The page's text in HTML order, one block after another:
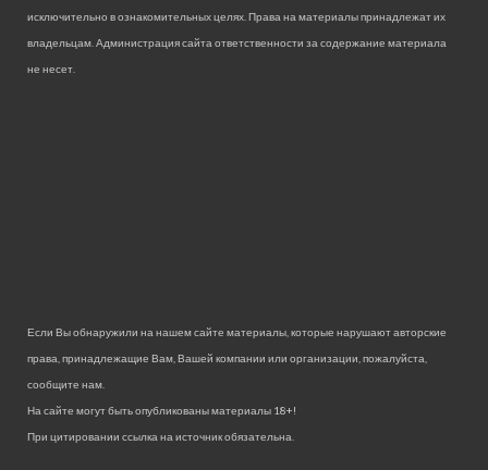
исключительно в ознакомительных целях. Права на материалы принадлежат их
владельцам. Администрация сайта ответственности за содержание материала
не несет.
Если Вы обнаружили на нашем сайте материалы, которые нарушают авторские
права, принадлежащие Вам, Вашей компании или организации, пожалуйста,
сообщите нам.
На сайте могут быть опубликованы материалы 18+!
При цитировании ссылка на источник обязательна.